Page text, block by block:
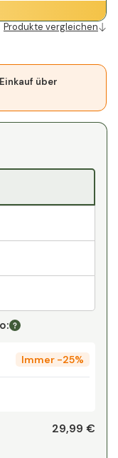
Produkte vergleichen
über
-%
Immer -25%
29,99 €